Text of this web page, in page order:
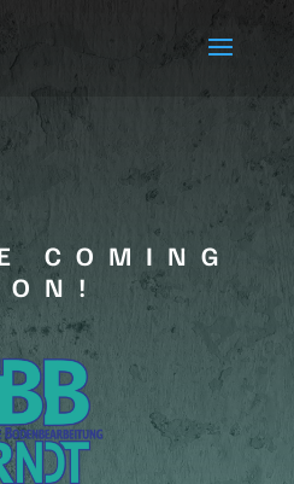
COMING